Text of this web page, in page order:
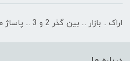
اراک .. بازار ... بین گذر 2 و 3 ... پاساژ مهدیه .... مجموعه فرش بهشت